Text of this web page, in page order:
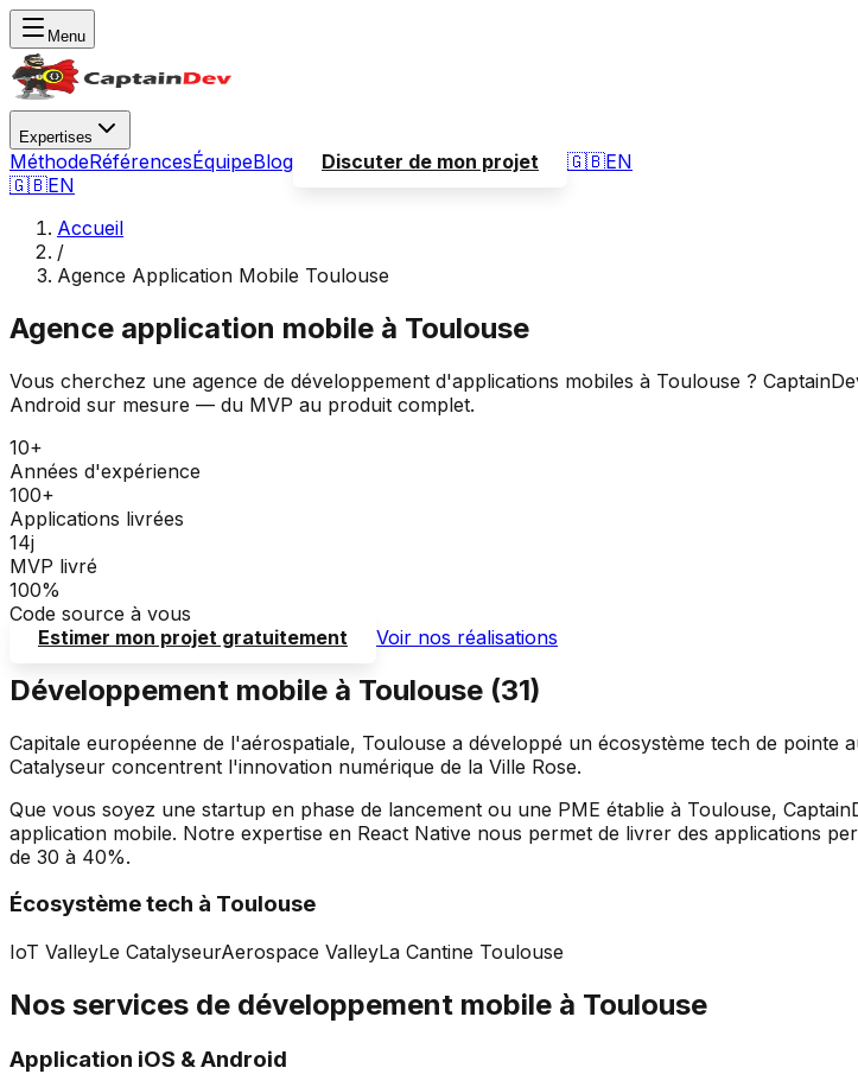
Menu
Expertises
MéthodeRéférencesÉquipeBlog Discuter de mon projet 🇬🇧EN
🇬🇧EN
Accueil
/
Agence Application Mobile Toulouse
Agence application mobile à Toulouse
Vous cherchez une agence de développement d'applications mobiles à Toulouse ?
Android sur mesure — du MVP au produit complet.
10+
Années d'expérience
100+
Applications livrées
14j
MVP livré
100%
Code source à vous
Estimer mon projet gratuitement
Voir nos réalisations
Développement mobile à Toulouse (31)
Capitale européenne de l'aérospatiale, Toulouse a développé un écosystème tech de
Catalyseur concentrent l'innovation numérique de la Ville Rose.
Que vous soyez une startup en phase de lancement ou une PME établie à Toulouse,
application mobile. Notre expertise en React Native nous permet de livrer des applications
de 30 à 40%.
Écosystème tech à Toulouse
IoT ValleyLe CatalyseurAerospace ValleyLa Cantine Toulouse
Nos services de développement mobile à Toulouse
Application iOS & Android